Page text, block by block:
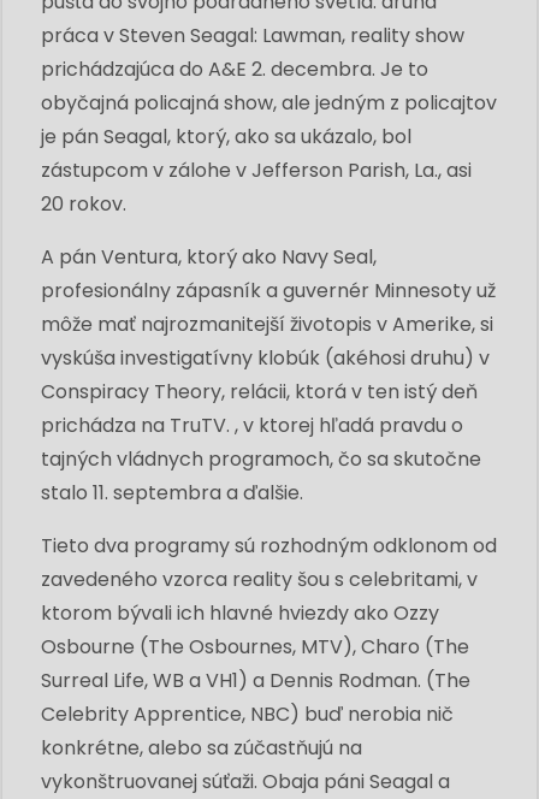
práca v Steven Seagal: Lawman, reality show
prichádzajúca do A&E 2. decembra. Je to
obyčajná policajná show, ale jedným z policajtov
je pán Seagal, ktorý, ako sa ukázalo, bol
zástupcom v zálohe v Jefferson Parish, La., asi
20 rokov.
A pán Ventura, ktorý ako Navy Seal,
profesionálny zápasník a guvernér Minnesoty už
môže mať najrozmanitejší životopis v Amerike, si
vyskúša investigatívny klobúk (akéhosi druhu) v
Conspiracy Theory, relácii, ktorá v ten istý deň
prichádza na TruTV. , v ktorej hľadá pravdu o
tajných vládnych programoch, čo sa skutočne
stalo 11. septembra a ďalšie.
Tieto dva programy sú rozhodným odklonom od
zavedeného vzorca reality šou s celebritami, v
ktorom bývali ich hlavné hviezdy ako Ozzy
Osbourne (The Osbournes, MTV), Charo (The
Surreal Life, WB a VH1) a Dennis Rodman. (The
Celebrity Apprentice, NBC) buď nerobia nič
konkrétne, alebo sa zúčastňujú na
vykonštruovanej súťaži. Obaja páni Seagal a